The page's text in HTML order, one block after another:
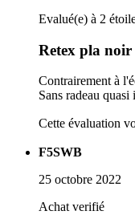
Evalué(e) à 2
Retex pla noir
Contrairement à
Sans radeau
Cette évaluation
F5SWB
25 octobre 2022
Achat verifié